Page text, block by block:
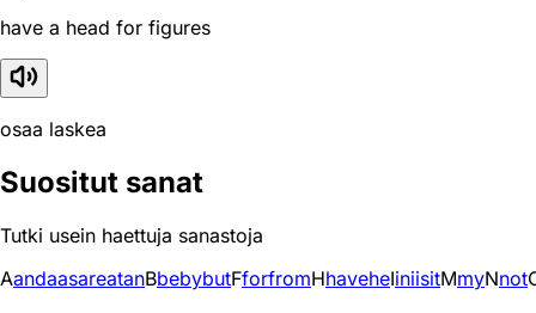
have a head for figures
osaa laskea
Suositut sanat
Tutki usein haettuja sanastoja
AandaasareatanBbebybutFforfromHhaveheIiniisitMmyNnot